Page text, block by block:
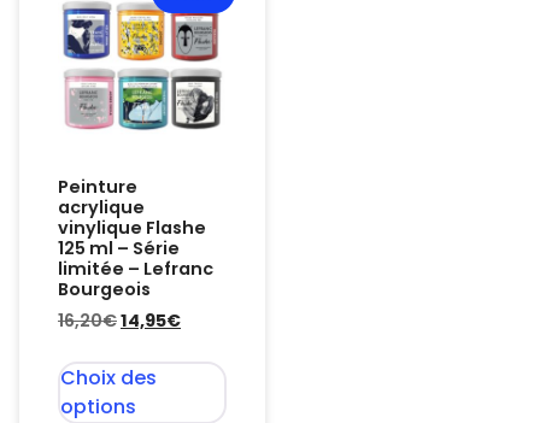
Peinture
acrylique
vinylique Flashe
125 ml – Série
limitée – Lefranc
Bourgeois
16,20€14,95€
Choix des
options